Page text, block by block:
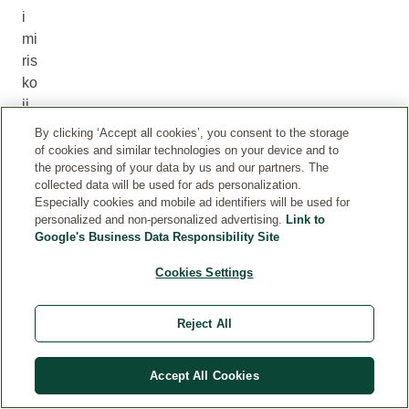
i
mi
ris
ko
ji
ač
oć
ež
By clicking ‘Accept all cookies’, you consent to the storage
of cookies and similar technologies on your device and to
the processing of your data by us and our partners. The
collected data will be used for ads personalization.
Especially cookies and mobile ad identifiers will be used for
personalized and non-personalized advertising. Link to
Google's Business Data Responsibility Site
Cookies Settings
Reject All
Accept All Cookies